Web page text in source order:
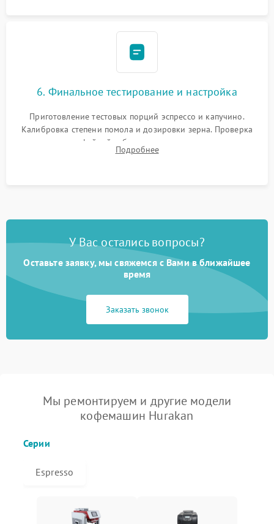
6. Финальное тестирование и настройка
Приготовление тестовых порций эспрессо и капучино.
Калибровка степени помола и дозировки зерна. Проверка
плотности кофейной таблетки, температуры напитка и
качества молочной пены. Контроль отсутствия посторонних
Подробнее
У Вас остались вопросы?
Оставьте заявку, мы свяжемся с Вами в ближайшее
время
Заказать звонок
Мы ремонтируем и другие модели
кофемашин Hurakan
Серии
Espresso